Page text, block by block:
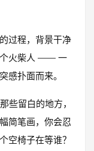
过程，背景干净
个火柴人 —— 一
感扑面而来。
些留白的地方，
简笔画，你会忍
空椅子在等谁？